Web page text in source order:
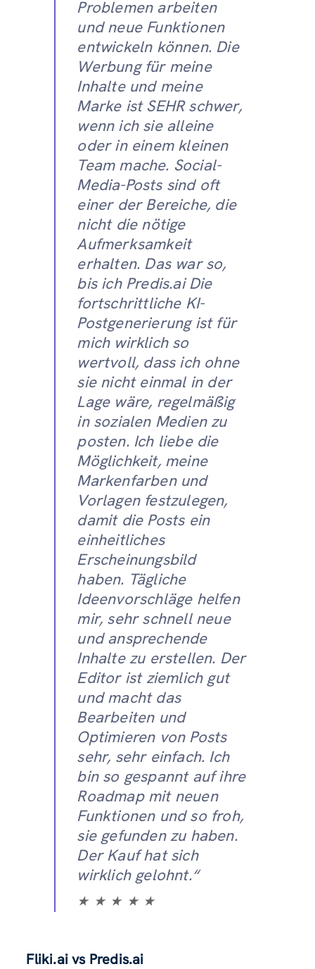
Problemen arbeiten
und neue Funktionen
entwickeln können. Die
Werbung für meine
Inhalte und meine
Marke ist SEHR schwer,
wenn ich sie alleine
oder in einem kleinen
Team mache. Social-
Media-Posts sind oft
einer der Bereiche, die
nicht die nötige
Aufmerksamkeit
erhalten. Das war so,
bis ich Predis.ai Die
fortschrittliche KI-
Postgenerierung ist für
mich wirklich so
wertvoll, dass ich ohne
sie nicht einmal in der
Lage wäre, regelmäßig
in sozialen Medien zu
posten. Ich liebe die
Möglichkeit, meine
Markenfarben und
Vorlagen festzulegen,
damit die Posts ein
einheitliches
Erscheinungsbild
haben. Tägliche
Ideenvorschläge helfen
mir, sehr schnell neue
und ansprechende
Inhalte zu erstellen. Der
Editor ist ziemlich gut
und macht das
Bearbeiten und
Optimieren von Posts
sehr, sehr einfach. Ich
bin so gespannt auf ihre
Roadmap mit neuen
Funktionen und so froh,
sie gefunden zu haben.
Der Kauf hat sich
wirklich gelohnt.“
★ ★ ★ ★ ★
Fliki.ai vs Predis.ai